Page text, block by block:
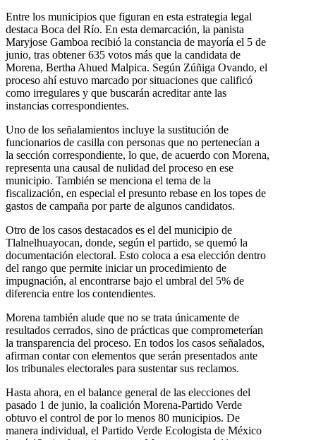
Entre los municipios que figuran en esta estrategia legal
destaca Boca del Río. En esta demarcación, la panista
Maryjose Gamboa recibió la constancia de mayoría el 5 de
junio, tras obtener 635 votos más que la candidata de
Morena, Bertha Ahued Malpica. Según Zúñiga Ovando, el
proceso ahí estuvo marcado por situaciones que calificó
como irregulares y que buscarán acreditar ante las
instancias correspondientes.
Uno de los señalamientos incluye la sustitución de
funcionarios de casilla con personas que no pertenecían a
la sección correspondiente, lo que, de acuerdo con Morena,
representa una causal de nulidad del proceso en ese
municipio. También se menciona el tema de la
fiscalización, en especial el presunto rebase en los topes de
gastos de campaña por parte de algunos candidatos.
Otro de los casos destacados es el del municipio de
Tlalnelhuayocan, donde, según el partido, se quemó la
documentación electoral. Esto coloca a esa elección dentro
del rango que permite iniciar un procedimiento de
impugnación, al encontrarse bajo el umbral del 5% de
diferencia entre los contendientes.
Morena también alude que no se trata únicamente de
resultados cerrados, sino de prácticas que comprometerían
la transparencia del proceso. En todos los casos señalados,
afirman contar con elementos que serán presentados ante
los tribunales electorales para sustentar sus reclamos.
Hasta ahora, en el balance general de las elecciones del
pasado 1 de junio, la coalición Morena-Partido Verde
obtuvo el control de por lo menos 80 municipios. De
manera individual, el Partido Verde Ecologista de México